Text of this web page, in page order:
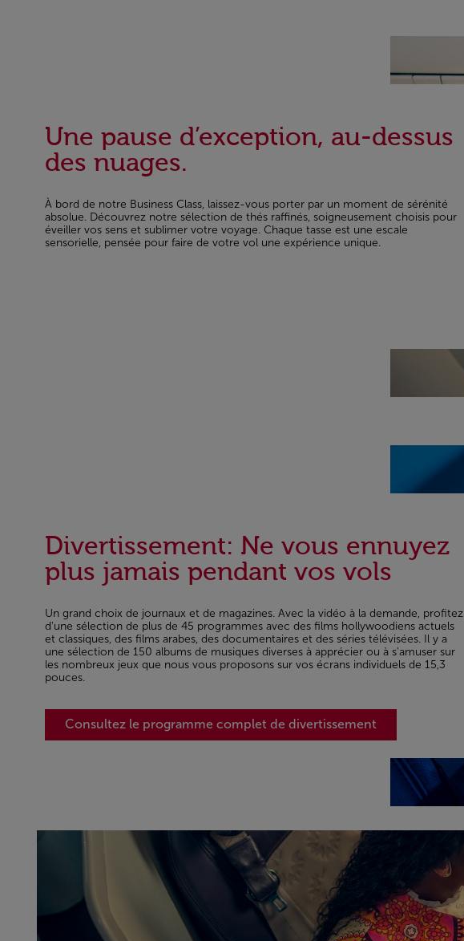
Une pause d’exception, au-dessus
des nuages.
À bord de notre Business Class, laissez-vous porter par un moment de sérénité
absolue. Découvrez notre sélection de thés raffinés, soigneusement choisis pour
éveiller vos sens et sublimer votre voyage. Chaque tasse est une escale
sensorielle, pensée pour faire de votre vol une expérience unique.
Divertissement: Ne vous ennuyez
plus jamais pendant vos vols
Un grand choix de journaux et de magazines. Avec la vidéo à la demande, profitez
d'une sélection de plus de 45 programmes avec des films hollywoodiens actuels
et classiques, des films arabes, des documentaires et des séries télévisées. Il y a
une sélection de 150 albums de musiques diverses à apprécier ou à s'amuser sur
les nombreux jeux que nous vous proposons sur vos écrans individuels de 15,3
pouces.
Consultez le programme complet de divertissement